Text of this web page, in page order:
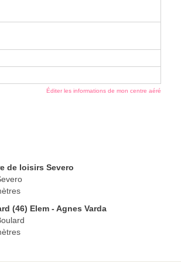
Éditer les informations de mon centre aéré
de loisirs Severo
(46) Elem - Agnes Varda